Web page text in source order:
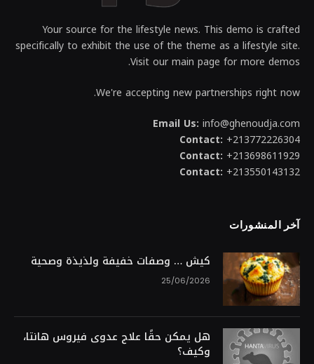
Your source for the lifestyle news. This demo is crafted
specifically to exhibit the use of the theme as a lifestyle site.
Visit our main page for more demos.
We're accepting new partnerships right now.
Email Us: info@ghenoudja.com
Contact: +213772226304
Contact: +213698611929
Contact: +213550143132
آخر المنشورات
كيش … وصفات خفيفة ولذيذة وصحية
25/06/2026
هل يمكن حقًا علاج عدوى فيروس هانتا،
وكيف؟